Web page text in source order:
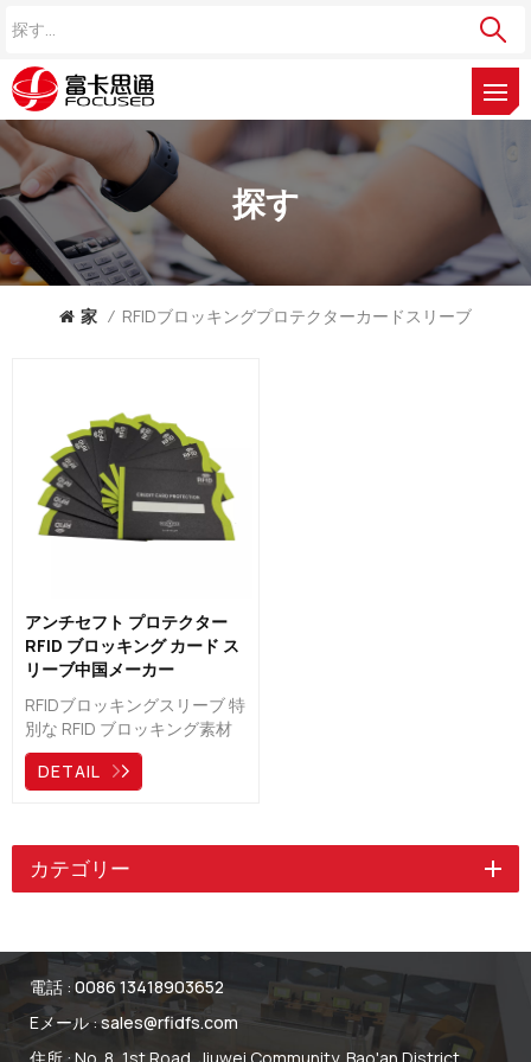
探す
家 / RFIDブロッキングプロテクターカードスリーブ
アンチセフト プロテクター
RFID ブロッキング カード ス
リーブ中国メーカー
RFIDブロッキングスリーブ 特
別な RFID ブロッキング素材
であるアルミホイル紙、裏地
の内側の最先端の RFID シー
護する可能性があります。
DETAIL
カテゴリー
電話 : 0086 13418903652
Eメール :sales@rfidfs.com